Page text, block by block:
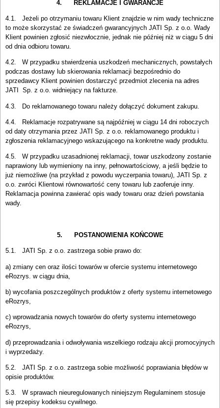
4. REKLAMACJE I GWARANCJE
4.1. Jeżeli po otrzymaniu towaru Klient znajdzie w nim wady techniczne
to może skorzystać ze świadczeń gwarancyjnych JATI Sp. z o.o. Wady
Klient powinien zgłosić niezwłocznie, jednak nie później niż w ciągu 5 dni
od dnia odbioru towaru.
4.2. W przypadku stwierdzenia uszkodzeń mechanicznych, powstałych
podczas dostawy lub skierowania reklamacji bezpośrednio do
sprzedawcy Klient powinien dostarczyć przedmiot zlecenia na adres
JATI Sp. z o.o. widniejący na fakturze.
4.3. Do reklamowanego towaru należy dołączyć dokument zakupu.
4.4. Reklamacje rozpatrywane są najpóźniej w ciągu 14 dni roboczych
od daty otrzymania przez JATI Sp. z o.o. reklamowanego produktu i
zgłoszenia reklamacyjnego wskazującego na konkretne wady produktu.
4.5. W przypadku uzasadnionej reklamacji, towar uszkodzony zostanie
naprawiony lub wymieniony na inny, pełnowartościowy, a jeśli będzie to
już niemożliwe (na przykład z powodu wyczerpania towaru), JATI Sp. z
o.o. zwróci Klientowi równowartość ceny towaru lub zaoferuje inny.
Reklamacja powinna zawierać opis wady towaru oraz dzień powstania
wady.
5. POSTANOWIENIA KOŃCOWE
5.1. JATI Sp. z o.o. zastrzega sobie prawo do:
a) zmiany cen oraz ilości towarów w ofercie systemu internetowego
eRozrys. w ciągu dnia,
b) wycofania poszczególnych produktów z oferty systemu internetowego
eRozrys,
c) wprowadzania nowych towarów do oferty systemu internetowego
eRozrys,
d) przeprowadzania i odwoływania wszelkiego rodzaju akcji promocyjnych
i wyprzedaży.
5.2. JATI Sp. z o.o. zastrzega sobie możliwość poprawiania błędów w
opisie produktów.
5.3. W sprawach nieuregulowanych niniejszym Regulaminem stosuje
się przepisy kodeksu cywilnego.